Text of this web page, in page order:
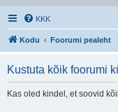
KKK
Kodu Foorumi pealeht
Kustuta kõik foorumi
Kas oled kindel, et soovid